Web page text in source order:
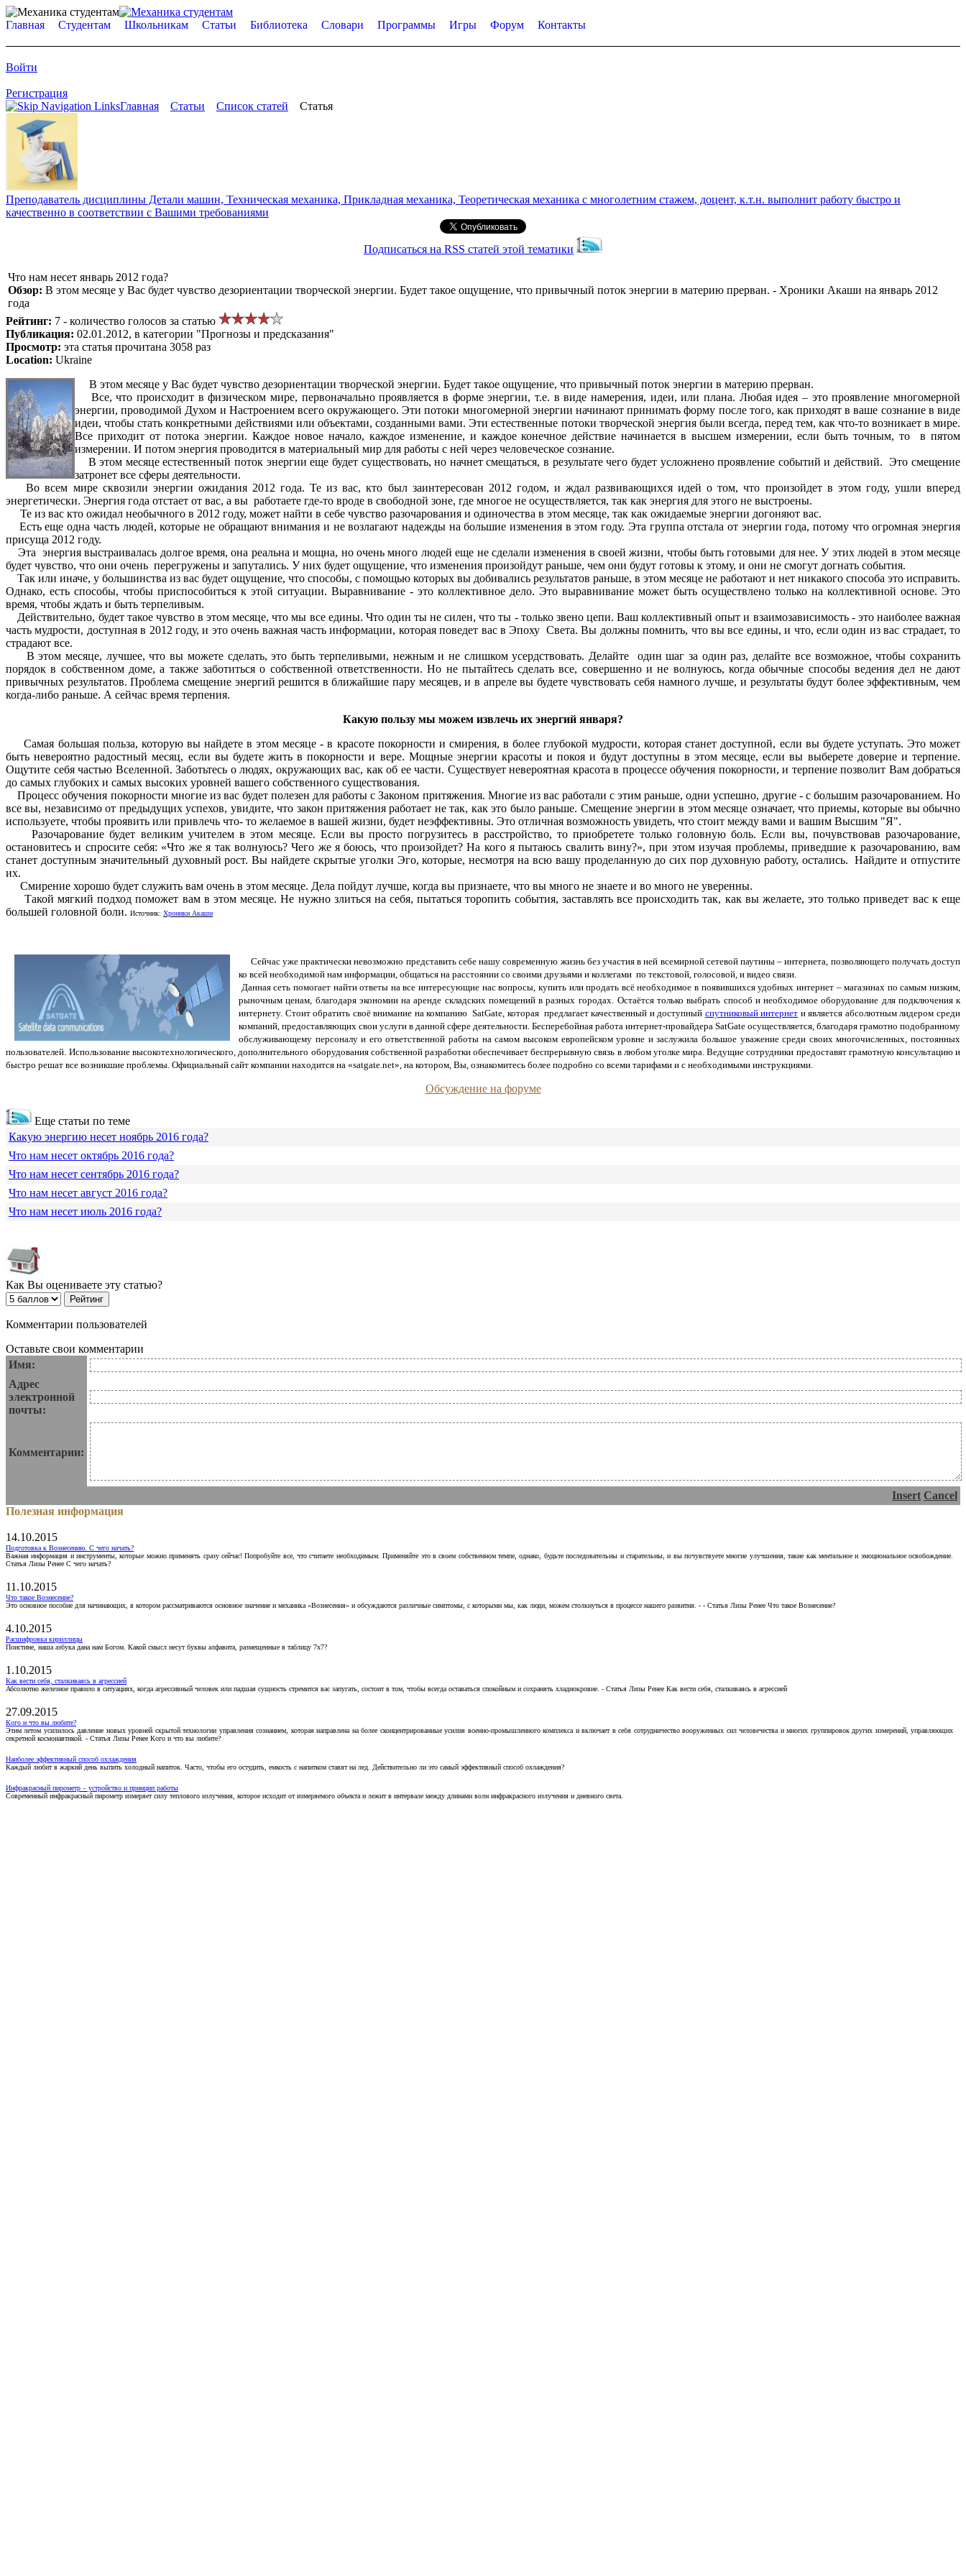
Главная Студентам Школьникам Статьи Библиотека Словари Программы Игры Форум Контакты
Войти
Регистрация
Главная
Статьи Список статей Статья
Преподаватель дисциплины Детали машин, Техническая механика, Прикладная механика, Теоретическая механика с многолетним стажем, доцент, к.т.н. выполнит работу быстро и
качественно в соответствии с Вашими требованиями
Подписаться на RSS статей этой тематики
Что нам несет январь 2012 года?
Обзор: В этом месяце у Вас будет чувство дезориентации творческой энергии. Будет такое ощущение, что привычный поток энергии в материю прерван. - Хроники Акаши на январь 2012
года
Рейтинг: 7 - количество голосов за статью
Публикация: 02.01.2012, в категории "Прогнозы и предсказания"
Просмотр: эта статья прочитана 3058 раз
Location: Ukraine
В этом месяце у Вас будет чувство дезориентации творческой энергии. Будет такое ощущение, что привычный поток энергии в материю прерван.
Все, что происходит в физическом мире, первоначально проявляется в форме энергии, т.е. в виде намерения, идеи, или плана. Любая идея – это проявление многомерной
энергии, проводимой Духом и Настроением всего окружающего. Эти потоки многомерной энергии начинают принимать форму после того, как приходят в ваше сознание в виде
идеи, чтобы стать конкретными действиями или объектами, созданными вами. Эти естественные потоки творческой энергия были всегда, перед тем, как что-то возникает в мире.
Все приходит от потока энергии. Каждое новое начало, каждое изменение, и каждое конечное действие начинается в высшем измерении, если быть точным, то в пятом
измерении. И потом энергия проводится в материальный мир для работы с ней через человеческое сознание.
В этом месяце естественный поток энергии еще будет существовать, но начнет смещаться, в результате чего будет усложнено проявление событий и действий. Это смещение
затронет все сферы деятельности.
Во всем мире сквозили энергии ожидания 2012 года. Те из вас, кто был заинтересован 2012 годом, и ждал развивающихся идей о том, что произойдет в этом году, ушли вперед
энергетически. Энергия года отстает от вас, а вы работаете где-то вроде в свободной зоне, где многое не осуществляется, так как энергия для этого не выстроены.
Те из вас кто ожидал необычного в 2012 году, может найти в себе чувство разочарования и одиночества в этом месяце, так как ожидаемые энергии догоняют вас.
Есть еще одна часть людей, которые не обращают внимания и не возлагают надежды на большие изменения в этом году. Эта группа отстала от энергии года, потому что огромная энергия
присуща 2012 году.
Эта энергия выстраивалась долгое время, она реальна и мощна, но очень много людей еще не сделали изменения в своей жизни, чтобы быть готовыми для нее. У этих людей в этом месяце
будет чувство, что они очень перегружены и запутались. У них будет ощущение, что изменения произойдут раньше, чем они будут готовы к этому, и они не смогут догнать события.
Так или иначе, у большинства из вас будет ощущение, что способы, с помощью которых вы добивались результатов раньше, в этом месяце не работают и нет никакого способа это исправить.
Однако, есть способы, чтобы приспособиться к этой ситуации. Выравнивание - это коллективное дело. Это выравнивание может быть осуществлено только на коллективной основе. Это
время, чтобы ждать и быть терпеливым.
Действительно, будет такое чувство в этом месяце, что мы все едины. Что один ты не силен, что ты - только звено цепи. Ваш коллективный опыт и взаимозависимость - это наиболее важная
часть мудрости, доступная в 2012 году, и это очень важная часть информации, которая поведет вас в Эпоху Света. Вы должны помнить, что вы все едины, и что, если один из вас страдает, то
страдают все.
В этом месяце, лучшее, что вы можете сделать, это быть терпеливыми, нежным и не слишком усердствовать. Делайте один шаг за один раз, делайте все возможное, чтобы сохранить
порядок в собственном доме, а также заботиться о собственной ответственности. Но не пытайтесь сделать все, совершенно и не волнуюсь, когда обычные способы ведения дел не дают
привычных результатов. Проблема смещение энергий решится в ближайшие пару месяцев, и в апреле вы будете чувствовать себя намного лучше, и результаты будут более эффективным, чем
когда-либо раньше. А сейчас время терпения.
Какую пользу мы можем извлечь их энергий января?
Самая большая польза, которую вы найдете в этом месяце - в красоте покорности и смирения, в более глубокой мудрости, которая станет доступной, если вы будете уступать. Это может
быть невероятно радостный месяц, если вы будете жить в покорности и вере. Мощные энергии красоты и покоя и будут доступны в этом месяце, если вы выберете доверие и терпение.
Ощутите себя частью Вселенной. Заботьтесь о людях, окружающих вас, как об ее части. Существует невероятная красота в процессе обучения покорности, и терпение позволит Вам добраться
до самых глубоких и самых высоких уровней вашего собственного существования.
Процесс обучения покорности многие из вас будет полезен для работы с Законом притяжения. Многие из вас работали с этим раньше, одни успешно, другие - с большим разочарованием. Но
все вы, независимо от предыдущих успехов, увидите, что закон притяжения работает не так, как это было раньше. Смещение энергии в этом месяце означает, что приемы, которые вы обычно
используете, чтобы проявить или привлечь что- то желаемое в вашей жизни, будет неэффективны. Это отличная возможность увидеть, что стоит между вами и вашим Высшим "Я".
Разочарование будет великим учителем в этом месяце. Если вы просто погрузитесь в расстройство, то приобретете только головную боль. Если вы, почувствовав разочарование,
остановитесь и спросите себя: «Что же я так волнуюсь? Чего же я боюсь, что произойдет? На кого я пытаюсь свалить вину?», при этом изучая проблемы, приведшие к разочарованию, вам
станет доступным значительный духовный рост. Вы найдете скрытые уголки Эго, которые, несмотря на всю вашу проделанную до сих пор духовную работу, остались. Найдите и отпустите
их.
Смирение хорошо будет служить вам очень в этом месяце. Дела пойдут лучше, когда вы признаете, что вы много не знаете и во много не уверенны.
Такой мягкий подход поможет вам в этом месяце. Не нужно злиться на себя, пытаться торопить события, заставлять все происходить так, как вы желаете, это только приведет вас к еще
большей головной боли. Источник: Хроники Акаши
Сейчас уже практически невозможно представить себе нашу современную жизнь без участия в ней всемирной сетевой паутины – интернета, позволяющего получать доступ
ко всей необходимой нам информации, общаться на расстоянии со своими друзьями и коллегами по текстовой, голосовой, и видео связи.
Данная сеть помогает найти ответы на все интересующие нас вопросы, купить или продать всё необходимое в появившихся удобных интернет – магазинах по самым низким,
рыночным ценам, благодаря экономии на аренде складских помещений в разных городах. Остаётся только выбрать способ и необходимое оборудование для подключения к
интернету. Стоит обратить своё внимание на компанию SatGate, которая предлагает качественный и доступный спутниковый интернет и является абсолютным лидером среди
компаний, предоставляющих свои услуги в данной сфере деятельности. Бесперебойная работа интернет-провайдера SatGate осуществляется, благодаря грамотно подобранному
обслуживающему персоналу и его ответственной работы на самом высоком европейском уровне и заслужила большое уважение среди своих многочисленных, постоянных
пользователей. Использование высокотехнологического, дополнительного оборудования собственной разработки обеспечивает беспрерывную связь в любом уголке мира. Ведущие сотрудники предоставят грамотную консультацию и
быстро решат все возникшие проблемы. Официальный сайт компании находится на «satgate.net», на котором, Вы, ознакомитесь более подробно со всеми тарифами и с необходимыми инструкциями.
Обсуждение на форуме
Еще статьи по теме
Какую энергию несет ноябрь 2016 года?
Что нам несет октябрь 2016 года?
Что нам несет сентябрь 2016 года?
Что нам несет август 2016 года?
Что нам несет июль 2016 года?
Как Вы оцениваете эту статью?
Комментарии пользователей
Оставьте свои комментарии
Имя:
Адрес
электронной
почты:
Комментарии:
Insert Cancel
Полезная информация
14.10.2015
Подготовка к Вознесению. С чего начать?
Важная информация и инструменты, которые можно применять сразу сейчас! Попробуйте все, что считаете необходимым. Применяйте это в своем собственном темпе, однако, будьте последовательны и старательны, и вы почувствуете многие улучшения, такие как ментальное и эмоциональное освобождение.
Статья Лизы Ренее С чего начать?
11.10.2015
Что такое Вознесение?
Это основное пособие для начинающих, в котором рассматриваются основное значение и механика «Вознесения» и обсуждаются различные симптомы, с которыми мы, как люди, можем столкнуться в процессе нашего развития. - - Статья Лизы Ренее Что такое Вознесение?
4.10.2015
Расшифровка кириллицы
Поистине, наша азбука дана нам Богом. Какой смысл несут буквы алфавита, размещенные в таблицу 7х7?
1.10.2015
Как вести себя, сталкиваясь в агрессией
Абсолютно железное правило в ситуациях, когда агрессивный человек или падшая сущность стремится вас запугать, состоит в том, чтобы всегда оставаться спокойным и сохранять хладнокровие. - Статья Лизы Ренее Как вести себя, сталкиваясь в агрессией
27.09.2015
Кого и что вы любите?
Этим летом усилилось давление новых уровней скрытой технологии управления сознанием, которая направлена на более сконцентрированные усилия военно-промышленного комплекса и включает в себя сотрудничество вооруженных сил человечества и многих группировок других измерений, управляющих
секретной космонавтикой. - Статья Лизы Ренее Кого и что вы любите?
Наиболее эффективный способ охлаждения
Каждый любит в жаркий день выпить холодный напиток. Часто, чтобы его остудить, емкость с напитком ставят на лед. Действительно ли это самый эффективный способ охлаждения?
Инфракрасный пирометр – устройство и принцип работы
Современный инфракрасный пирометр измеряет силу теплового излучения, которое исходит от измеряемого объекта и лежит в интервале между длинами волн инфракрасного излучения и дневного света.